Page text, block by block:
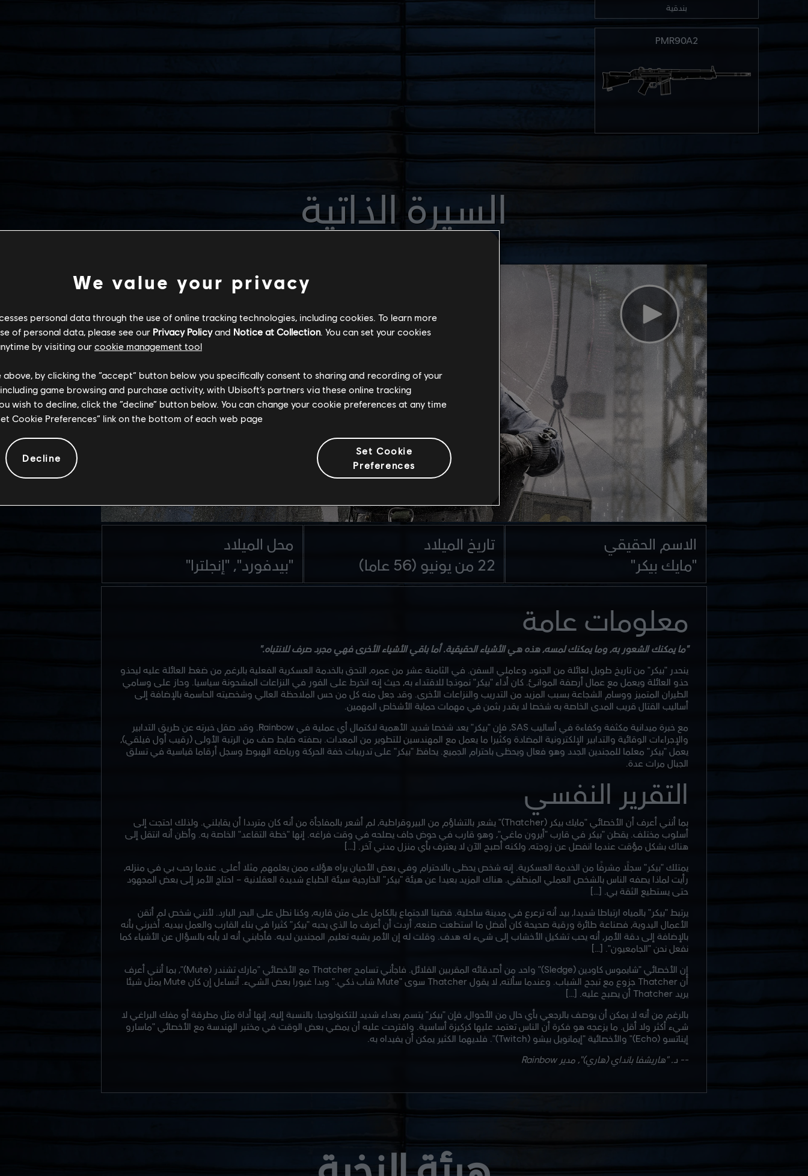
بندقية
PMR90A2
السيرة الذاتية
الاسم الحقيقي
"مايك بيكر"
تاريخ الميلاد
22 من يونيو (56 عاما)
محل الميلاد
"بيدفورد"، "إنجلترا"
معلومات عامة
"ما يمكنك الشعور به، وما يمكنك لمسه، هذه هي الأشياء الحقيقية. أما باقي الأشياء الأخرى فهي مجرد صرف للانتباه."
ينحدر "بيكر" من تاريخ طويل لعائلة من الجنود وعاملي السفن. في الثامنة عشر من عمره، التحق بالخدمة العسكرية الفعلية بالرغم من ضغط العائلة عليه ليحذو
حذو العائلة ويعمل مع عمال أرصفة الموانئ. كان أداء "بيكر" نموذجا للاقتداء به، حيث إنه انخرط على الفور في النزاعات المشحونة سياسيا. وحاز على وسامي
الطيران المتميز ووسام الشجاعة بسبب المزيد من التدريب والنزاعات الأخرى. وقد جعل منه كل من حس الملاحظة العالي وشخصيته الحاسمة بالإضافة إلى
أساليب القتال قريب المدى الخاصة به شخصا لا يقدر بثمن في مهمات حماية الأشخاص المهمين.
مع خبرة ميدانية مكثفة وكفاءة في أساليب SAS، فإن "بيكر" يعد شخصا شديد الأهمية لاكتمال أي عملية في Rainbow. وقد صقل خبرته عن طريق التدابير
والإجراءات الوقائية والتدابير الإلكترونية المضادة وكثيرا ما يعمل مع المهندسين للتطوير من المعدات. بصفته ضابط صف من الرتبة الأولى (رقيب أول فيلقي)،
يعمل "بيكر" معلما للمجندين الجدد وهو فعال ويحظى باحترام الجميع. يحافظ "بيكر" على تدريبات خفة الحركة ورياضة الهبوط وسجل أرقاما قياسية في تسلق
الجبال مرات عدة.
التقرير النفسي
بما أنني أعرف أن الأخصائي "مايك بيكر (Thatcher)" يشعر بالتشاؤم من البيروقراطية، لم أشعر بالمفاجأة من أنه كان مترددا أن يقابلني. ولذلك احتجت إلى
أسلوب مختلف. يقطن "بيكر في قارب "أيرون ماغي"، وهو قارب في حوض جاف يصلحه في وقت فراغه. إنها "خطة التقاعد" الخاصة به. وأظن أنه انتقل إلى
هناك بشكل مؤقت عندما انفصل عن زوجته، ولكنه أصبح الآن لا يعترف بأي منزل مدني آخر. […]
يمتلك "بيكر" سجلًا مشرفًا من الخدمة العسكرية. إنه شخص يحظى بالاحترام وفي بعض الأحيان يراه هؤلاء ممن يعلمهم مثلا أعلى. عندما رحب بي في منزله،
رأيت لماذا يصفه الناس بالشخص العملي المنطقي. هناك المزيد بعيدا عن هيئة "بيكر" الخارجية سيئة الطباع شديدة العقلانية – احتاج الأمر إلى بعض المجهود
حتى يستطيع الثقة بي. […]
يرتبط "بيكر" بالمياه ارتباطا شديدا، بيد أنه ترعرع في مدينة ساحلية. قضينا الاجتماع بالكامل على متن قاربه، وكنا نطل على البحر البارد. لأنني شخص لم أتقن
الأعمال اليدوية، فصناعة طائرة ورقية صحيحة كان أفضل ما استطعت صنعه، أردت أن أعرف ما الذي يحبه "بيكر" كثيرا في بناء القارب والعمل بيديه. أخبرني بأنه
بالإضافة إلى دقة الأمر، أنه يحب تشكيل الأخشاب إلى شيء له هدف. وقلت له إن الأمر يشبه تعليم المجندين لديه. فأجابني أنه لا يأبه بالسؤال عن الأشياء كما
نفعل نحن "الجامعيون". […]
إن الأخصائي "شايموس كاودين (Sledge)" واحد من أصدقائه المقربين القلائل. فاجأني تسامح Thatcher مع الأخصائي "مارك تشندر (Mute)"، بما أنني أعرف
أن Thatcher جزوع مع تبجح الشباب. وعندما سألته، لا يقول Thatcher سوى "Mute شاب ذكي." وبدا غيورا بعض الشيء. أتساءل إن كان Mute يمثل شيئا
يريد Thatcher أن يصبح عليه. […]
بالرغم من أنه لا يمكن أن يوصف بالرجعي بأي حال من الأحوال، فإن "بيكر" يتسم بعداء شديد للتكنولوجيا. بالنسبة إليه، إنها أداة مثل مطرقة أو مفك البراغي لا
شيء أكثر ولا أقل. ما يزعجه هو فكرة أن الناس تعتمد عليها كركيزة أساسية. واقترحت عليه أن يمضي بعض الوقت في مختبر الهندسة مع الأخصائي "ماسارو
إيناتسو (Echo)" والأخصائية "إيمانويل بيشو (Twitch)". فلديهما الكثير يمكن أن يفيداه به.
-- د. "هاريشفا بانداي (هاري)"، مدير Rainbow
We value your privacy
personal data through the use of online tracking technologies, including cookies. To learn more
of personal data, please see our Privacy Policyand Notice at Collection. You can set your cookies
by visiting our cookie management tool.
by clicking the “accept” button below you specifically consent to sharing and recording of your
game browsing and purchase activity, with Ubisoft’s partners via these online tracking
wish to decline, click the “decline” button below. You can change your cookie preferences at any time
Cookie Preferences” link on the bottom of each web page.
Set Cookie
Preferences
Decline